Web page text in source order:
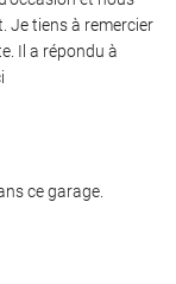
Je tiens à remercier
Il a répondu à
ce garage.